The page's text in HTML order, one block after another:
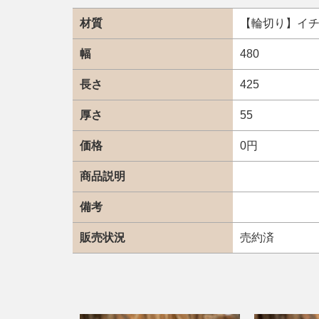
材質 【輪切り】イ
幅 480
長さ 425
厚さ 55
価格 0円
商品説明
備考
販売状況 売約済